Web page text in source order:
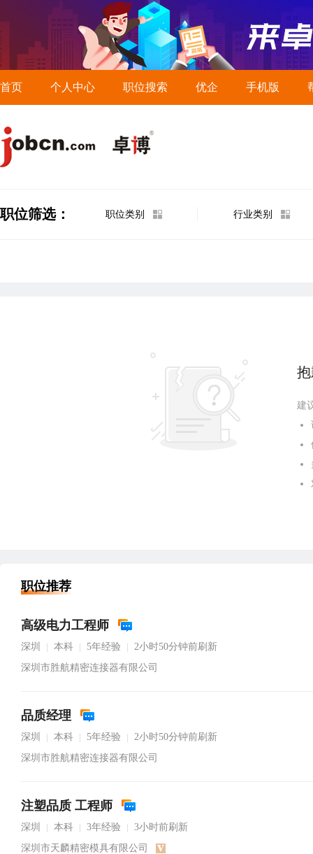
首页 个人中心 职位搜索 优企 手机版
职位筛选： 职位类别 行业类别
建
职位推荐
高级电力工程师
深圳 本科 5年经验
2小时50分钟前刷新
深圳市胜航精密连接器有限公司
品质经理
深圳 本科 5年经验
2小时50分钟前刷新
深圳市胜航精密连接器有限公司
注塑品质 工程师
深圳 本科 3年经验
3小时前刷新
深圳市天麟精密模具有限公司